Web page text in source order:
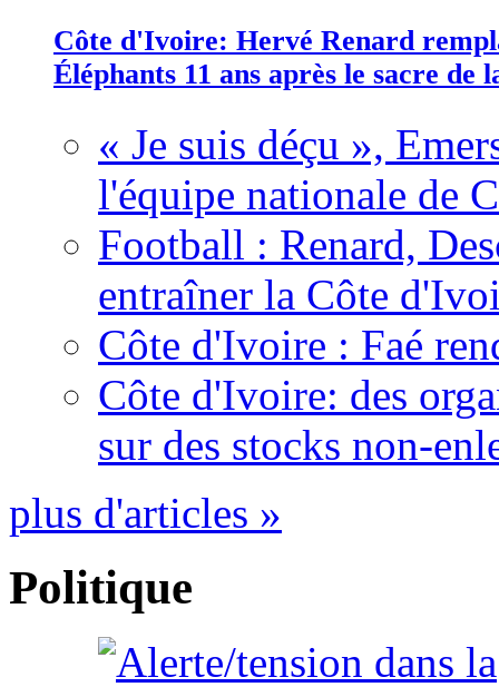
Côte d'Ivoire: Hervé Renard
Éléphants 11 ans après le sacre de
« Je suis déçu »,
l'équipe nationale de
Football : Renard,
entraîner la Côte
Côte d'Ivoire : Faé
Côte d'Ivoire: des
sur des stocks non-
plus d'articles »
Politique